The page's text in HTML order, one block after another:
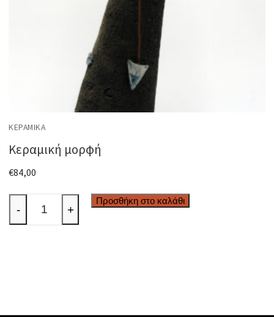
ΚΕΡΑΜΙΚΆ
Κεραμική μορφή
€84,00
Κεραμική
μορφή
- +
Προσθήκη στο καλάθι